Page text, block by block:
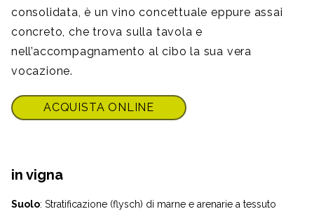
consolidata, è un vino concettuale eppure assai
concreto, che trova sulla tavola e
nell’accompagnamento al cibo la sua vera
vocazione.
ACQUISTA ONLINE
in vigna
Suolo: Stratificazione (flysch) di marne e arenarie a tessuto